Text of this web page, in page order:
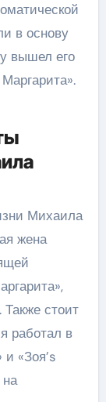
в основу
вышел его
Михаила
жена
стоит
работал в
«Зоя’s